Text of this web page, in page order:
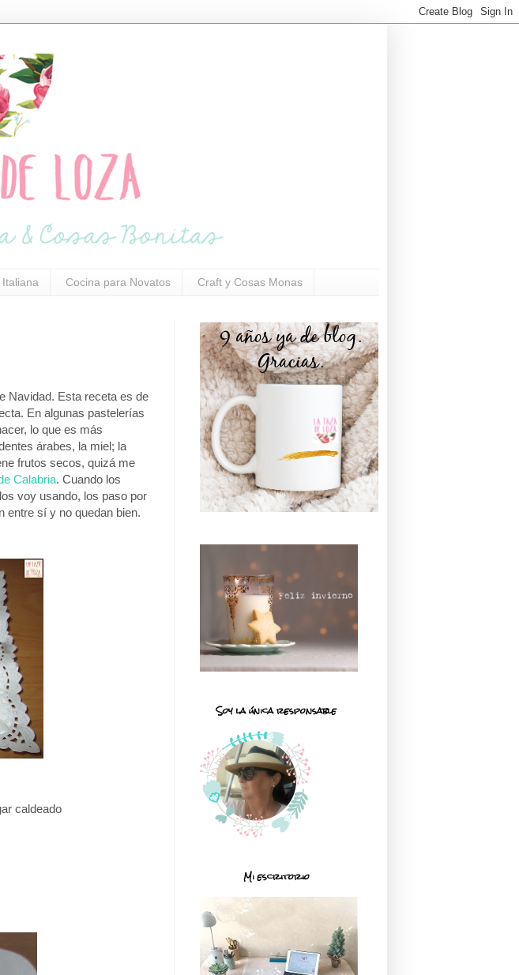
Cocina para Novatos Craft y Cosas Monas
Navidad. Esta receta es de
En algunas pastelerías
lo que es más
árabes, la miel; la
frutos secos, quizá me
Calabria. Cuando los
voy usando, los paso por
entre sí y no quedan bien.
caldeado
Soy la única responsable
Mi escritorio